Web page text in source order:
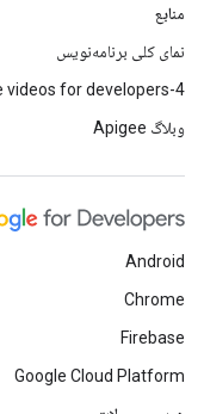
منابع
نمای کلی برنامه‌نویس
4-minute videos for developers
وبلاگ Apigee
Android
Chrome
Firebase
Google Cloud Platform